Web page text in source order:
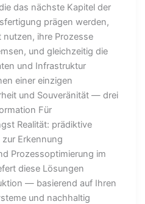
das nächste Kapitel der
prägen werden,
nutzen, ihre Prozesse
und gleichzeitig die
und Infrastruktur
einer einzigen
und Souveränität — drei
Für
Realität: prädiktive
Erkennung
Prozessoptimierung im
diese Lösungen
— basierend auf Ihren
und nachhaltig